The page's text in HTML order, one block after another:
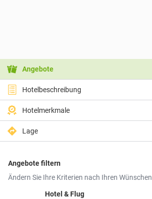
Angebote
Hotelbeschreibung
Hotelmerkmale
Lage
Angebote filtern
Ändern Sie Ihre Kriterien nach Ihren Wünschen
Hotel & Flug